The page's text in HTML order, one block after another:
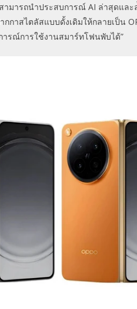
ามารถนำประสบการณ์ AI ล่าสุดแล
กาสไตลัสแบบดั้งเดิมให้กลายเป็น
รณ์การใช้งานสมาร์ทโฟนพับได้”